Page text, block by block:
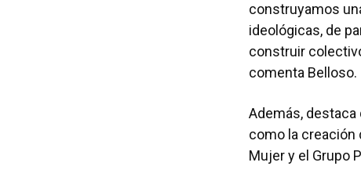
construyamos
ideológicas, de
construir
comenta Belloso.
Además,
como la creación
Mujer y el Grupo